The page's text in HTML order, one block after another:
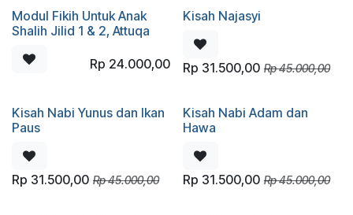
Modul Fikih Untuk Anak
Shalih Jilid 1 & 2, Attuqa
Rp 24.000,00
Kisah Najasyi
Rp 31.500,00 Rp45.000,00
Kisah Nabi Yunus dan Ikan
Paus
Rp 31.500,00 Rp45.000,00
Kisah Nabi Adam dan
Hawa
Rp 31.500,00 Rp45.000,00